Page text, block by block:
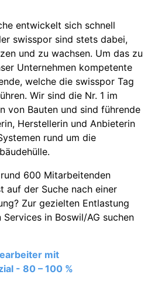
entwickelt sich schnell
swisspor sind stets dabei,
und zu wachsen. Um das zu
Unternehmen kompetente
welche die swisspor Tag
Wir sind die Nr. 1 im
von Bauten und sind führende
Herstellerin und Anbieterin
rund um die
600 Mitarbeitenden
auf der Suche nach einer
Zur gezielten Entlastung
Services in Boswil/AG suchen
mit
- 80 – 100 %